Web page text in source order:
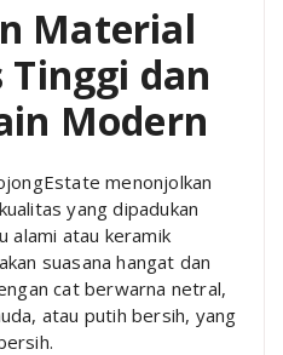
Material
dan
Modern
menonjolkan
yang dipadukan
alami atau keramik
suasana hangat dan
cat berwarna netral,
atau putih bersih, yang